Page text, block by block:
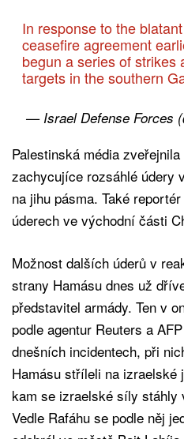
In response to the
ceasefire agreement
begun a series of strikes
targets in the southern
— Israel Defense Forces
Palestinská média zveřejnila
zachycujíce rozsáhlé údery
na jihu pásma. Také
úderech ve východní části
Možnost dalších úderů v
strany Hamásu dnes už
představitel armády. Ten v
podle agentur Reuters a
dnešních incidentech, při
Hamásu stříleli na izraelské
kam se izraelské síly stáhly
Vedle Rafáhu se podle něj